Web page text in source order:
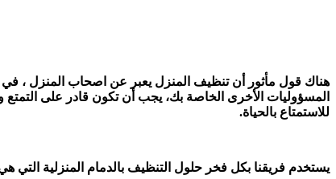
هناك قول مأثور أن تنظيف المنزل يعبر عن اصحاب المنزل ، في
المسؤوليات الأخرى الخاصة بك، يجب أن تكون قادر على
للاستمتاع بالحياة.
يستخدم فريقنا بكل فخر حلول التنظيف بالدمام المنزلية التي هي